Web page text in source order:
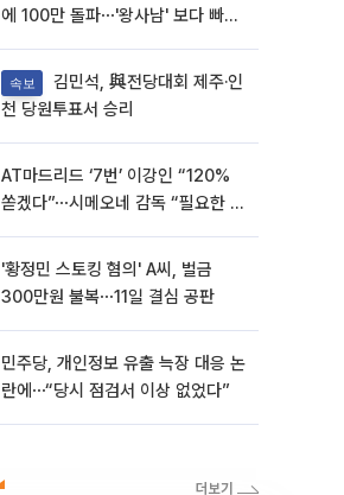
에 100만 돌파⋯'왕사남' 보다 빠르
속보
천 당원투표서 승리
AT마드리드 ‘7번’ 이강인 “120%
쏟겠다”⋯시메오네 감독 “필요한 선
'황정민 스토킹 혐의' A씨, 벌금
300만원 불복⋯11일 결심 공판
민주당, 개인정보 유출 늑장 대응 논
란에⋯“당시 점검서 이상 없었다”